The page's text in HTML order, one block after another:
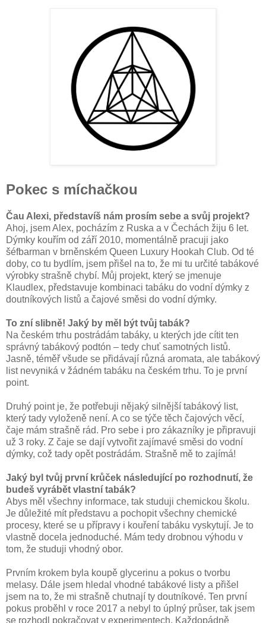
Pokec s míchačkou
Čau Alexi, představíš nám prosím sebe a svůj projekt?
Ahoj, jsem Alex, pocházím z Ruska a v Čechách žiju 6 let.
Dýmky kouřím od září 2010, momentálně pracuji jako
šéfbarman v brněnském Queen Luxury Hookah Club. Od té
doby, co tu bydlím, jsem přišel na to, že mi tu určité tabákové
výrobky strašně chybí. Můj projekt, který se jmenuje
Klaudlex, představuje kombinaci tabáku do vodní dýmky z
doutníkových listů a čajové směsi do vodní dýmky.
To zní slibně! Jaký by měl být tvůj tabák?
Na českém trhu postrádám tabáky, u kterých jde cítit ten
správný tabákový podtón – tedy chuť samotných listů.
Jasně, téměř všude se přidávají různá aromata, ale tabákový
list nevyniká v žádném tabáku na českém trhu. To je první
point.
Druhý point je, že potřebuji nějaký silnější tabákový list,
který tady vyloženě není. A co se týče těch čajových věcí,
čaje mám strašně rád. Pro sebe i pro zákazníky je připravuji
už 3 roky. Z čaje se dají vytvořit zajímavé směsi do vodní
dýmky, což tady opět postrádám. Strašně mě to zajímá!
Jaký byl tvůj první krůček následující po rozhodnutí, že
budeš vyrábět vlastní tabák?
Abys měl všechny informace, tak studuji chemickou školu.
Je důležité mít představu a pochopit všechny chemické
procesy, které se u přípravy i kouření tabáku vyskytují. Je to
vlastně docela jednoduché. Mám tedy drobnou výhodu v
tom, že studuji vhodný obor.
Prvním krokem byla koupě glycerinu a pokus o tvorbu
melasy. Dále jsem hledal vhodné tabákové listy a přišel
jsem na to, že mi strašně chutnají ty doutníkové. Ten první
pokus proběhl v roce 2017 a nebyl to úplný průser, tak jsem
se rozhodl pokračovat v experimentech. Každopádně